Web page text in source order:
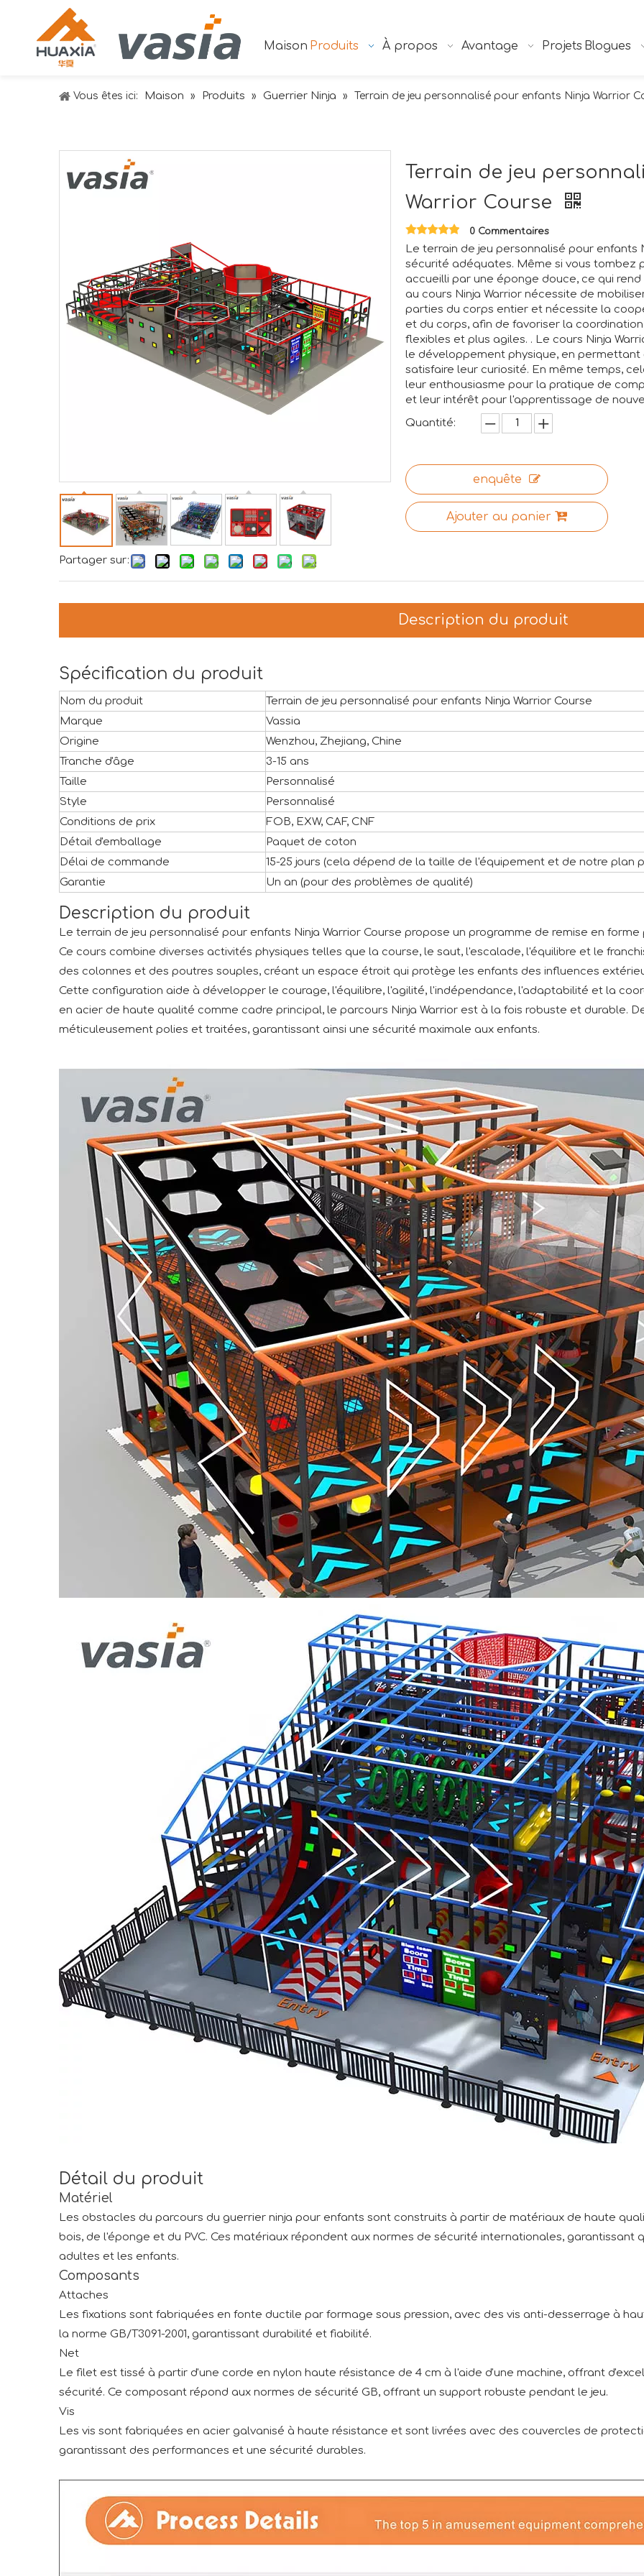
Maison Produits À propos Avantage Projets Blogues
Vous êtes ici: Maison » Produits » Guerrier Ninja » Terrain de jeu personnalisé pour enfants Ninja Warrior
Partager sur:
Terrain de jeu
Warrior Course
0 Commentaires
Le terrain de jeu personnalisé pour enfants
sécurité adéquates. Même si vous tombez
accueilli par une éponge douce, ce qui
au cours Ninja Warrior nécessite de
parties du corps entier et nécessite la
et du corps, afin de favoriser la
flexibles et plus agiles. . Le cours Ninja
le développement physique, en
satisfaire leur curiosité. En même temps,
leur enthousiasme pour la pratique de
et leur intérêt pour l'apprentissage de
Quantité:
enquête
Ajouter au panier
Description du produit
Spécification du produit
Nom du produit
Terrain de jeu personnalisé pour enfants Ninja Warrior Course
Marque
Vassia
Origine
Wenzhou, Zhejiang, Chine
Tranche d'âge
3-15 ans
Taille
Personnalisé
Style
Personnalisé
Conditions de prix
FOB, EXW, CAF, CNF
Détail d'emballage
Paquet de coton
Délai de commande
15-25 jours (cela dépend de la taille de l'équipement et de notre plan
Garantie
Un an (pour des problèmes de qualité)
Description du produit
Le terrain de jeu personnalisé pour enfants Ninja Warrior Course propose un programme de remise en
Ce cours combine diverses activités physiques telles que la course, le saut, l'escalade, l'équilibre et le
des colonnes et des poutres souples, créant un espace étroit qui protège les enfants des influences
Cette configuration aide à développer le courage, l'équilibre, l'agilité, l'indépendance, l'adaptabilité et la
en acier de haute qualité comme cadre principal, le parcours Ninja Warrior est à la fois robuste et durable.
méticuleusement polies et traitées, garantissant ainsi une sécurité maximale aux enfants.
Détail du produit
Matériel
Les obstacles du parcours du guerrier ninja pour enfants sont construits à partir de matériaux de haute
bois, de l'éponge et du PVC. Ces matériaux répondent aux normes de sécurité internationales, garantissant
adultes et les enfants.
Composants
Attaches
Les fixations sont fabriquées en fonte ductile par formage sous pression, avec des vis anti-desserrage à
la norme GB/T3091-2001, garantissant durabilité et fiabilité.
Net
Le filet est tissé à partir d'une corde en nylon haute résistance de 4 cm à l'aide d'une machine, offrant
sécurité. Ce composant répond aux normes de sécurité GB, offrant un support robuste pendant le jeu.
Vis
Les vis sont fabriquées en acier galvanisé à haute résistance et sont livrées avec des couvercles de
garantissant des performances et une sécurité durables.